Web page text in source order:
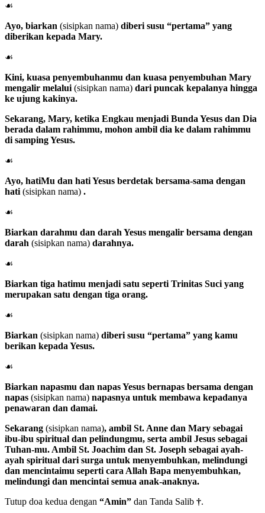
☙
Ayo, biarkan (sisipkan nama) diberi susu “pertama” yang
diberikan kepada Mary.
☙
Kini, kuasa penyembuhanmu dan kuasa penyembuhan Mary
mengalir melalui (sisipkan nama) dari puncak kepalanya hingga
ke ujung kakinya.
Sekarang, Mary, ketika Engkau menjadi Bunda Yesus dan Dia
berada dalam rahimmu, mohon ambil dia ke dalam rahimmu
di samping Yesus.
☙
Ayo, hatiMu dan hati Yesus berdetak bersama-sama dengan
hati (sisipkan nama) .
☙
Biarkan darahmu dan darah Yesus mengalir bersama dengan
darah (sisipkan nama) darahnya.
☙
Biarkan tiga hatimu menjadi satu seperti Trinitas Suci yang
merupakan satu dengan tiga orang.
☙
Biarkan (sisipkan nama) diberi susu “pertama” yang kamu
berikan kepada Yesus.
☙
Biarkan napasmu dan napas Yesus bernapas bersama dengan
napas (sisipkan nama) napasnya untuk membawa kepadanya
penawaran dan damai.
Sekarang (sisipkan nama), ambil St. Anne dan Mary sebagai
ibu-ibu spiritual dan pelindungmu, serta ambil Jesus sebagai
Tuhan-mu. Ambil St. Joachim dan St. Joseph sebagai ayah-
ayah spiritual dari surga untuk menyembuhkan, melindungi
dan mencintaimu seperti cara Allah Bapa menyembuhkan,
melindungi dan mencintai semua anak-anaknya.
Tutup doa kedua dengan “Amin” dan Tanda Salib †.